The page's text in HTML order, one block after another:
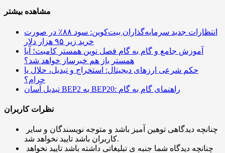
مشاهده بیشتر
انتظارات جدید سرمایه‌گذاران بیت‌کوین: سود ۸۸٪ در صورت
خرید زیر ۹۵ هزار دلار
آموزش جامع و گام به گام فصل نوین همستر کامبت؛ آیا
همستر باز هم خبرساز خواهد شد؟
حکم شرعی ارزهای دیجیتال: استخراج و تبدیل، حلال یا
حرام؟
تبدیل آسان BEP2 به BEP20: راهنمای گام به گام
نظرات کاربران
کاربران باشد تایید نخواهد شد.